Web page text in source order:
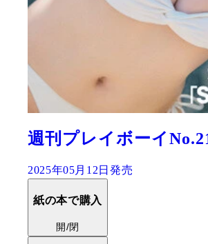
渡邊渚ファースト
2025年06月25日発売
紙の本で購入